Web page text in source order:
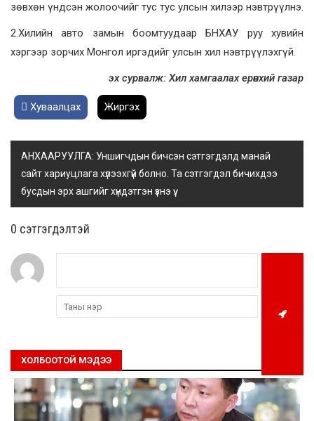
зөвхөн үндсэн жолоочийг тус тус улсын хилээр нэвтрүүлнэ.
2.Хилийн авто замын боомтуудаар БНХАУ руу хувийн
хэргээр зорчих Монгол иргэдийг улсын хил нэвтрүүлэхгүй.
эх сурвалж: Хил хамгаалах ерөнхий газар
Хуваалцах Жиргэх
АНХААРУУЛГА: Уншигчдын бичсэн сэтгэгдэлд манай
сайт хариуцлага хүлээхгүй болно. Та сэтгэгдэл бичихдээ
бусдын эрх ашгийг хүндэтгэн үзнэ үү.
0 cэтгэгдэлтэй
ХОЛБООТОЙ МЭДЭЭ